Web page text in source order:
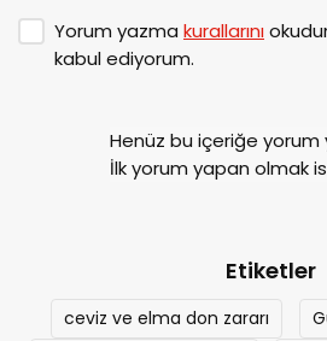
Yorum yazma kurallarını
kabul ediyorum.
Henüz bu içeriğe yorum
İlk yorum yapan olmak
Etiketler
ceviz ve elma don zararı